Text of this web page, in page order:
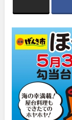
茨城
群馬
千葉
洋式庭園
ローラー滑り台
夜景スポット
花の名所
公園グルメ
インクルーシブパーク